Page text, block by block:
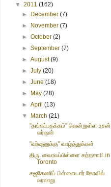
▼ 2011 (162)
► December(7)
► November(7)
►October(2)
►September(7)
►August(9)
►July(20)
►June(18)
► May(28)
►April(13)
▼
March(21)
"தங்கப்பதக்கம்" வென்றுள்ள உசன்
வர்ஷன்
"வர்ஷனுக்கு" வாழ்த்துக்கள்
திரு. வைரவப்பிள்ளை கந்தசாமி in
Toronto
கஜகேணிப் பிள்ளையார் கோவில்
வரலாறு